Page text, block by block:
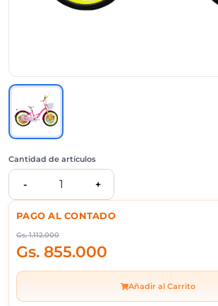
PAGO AL CONTADO
Gs. 1.112.000
Gs. 855.000
Añadir al Carrito
Cantidad de artículos
- 1 +